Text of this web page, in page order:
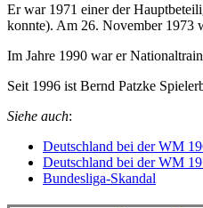
Er war 1971 einer der
konnte). Am 26. November 1973
Im Jahre 1990 war er
Seit 1996 ist Bernd Patzke
Siehe auch:
Deutschland bei der WM
Deutschland bei der WM
Bundesliga-Skandal